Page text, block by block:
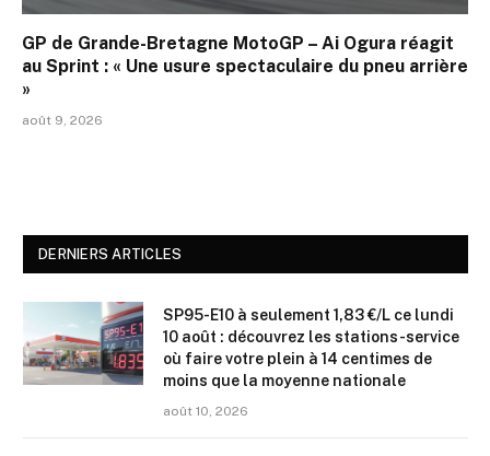
GP de Grande-Bretagne MotoGP – Ai Ogura réagit
au Sprint : « Une usure spectaculaire du pneu arrière
»
août 9, 2026
DERNIERS ARTICLES
SP95-E10 à seulement 1,83 €/L ce lundi
10 août : découvrez les stations-service
où faire votre plein à 14 centimes de
moins que la moyenne nationale
août 10, 2026